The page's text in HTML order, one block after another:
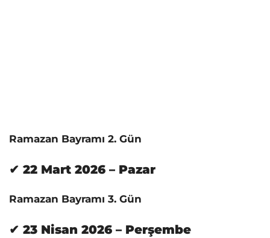
Ramazan Bayramı 2. Gün
✔ 22 Mart 2026 – Pazar
Ramazan Bayramı 3. Gün
✔ 23 Nisan 2026 – Perşembe